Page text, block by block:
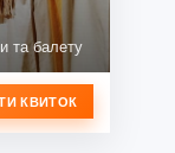
та балету
КВИТОК